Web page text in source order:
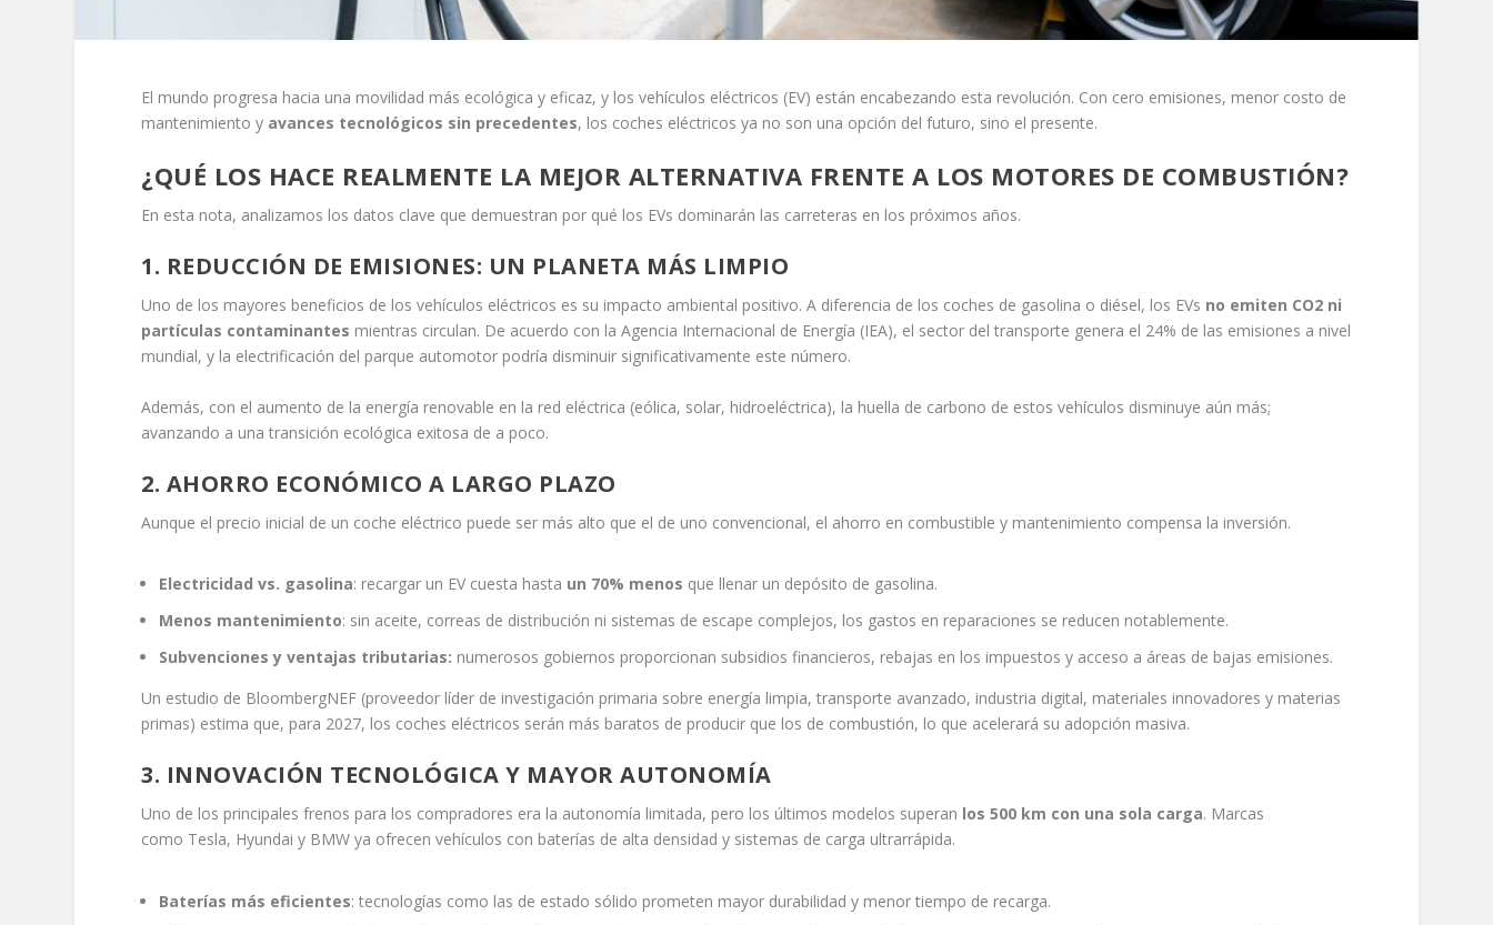
El mundo progresa hacia una movilidad más ecológica y eficaz, y los vehículos eléctricos (EV) están encabezando esta revolución. Con cero emisiones, menor costo de
mantenimiento y avances tecnológicos sin precedentes, los coches eléctricos ya no son una opción del futuro, sino el presente.
¿QUÉ LOS HACE REALMENTE LA MEJOR ALTERNATIVA FRENTE A LOS MOTORES DE COMBUSTIÓN?
En esta nota, analizamos los datos clave que demuestran por qué los EVs dominarán las carreteras en los próximos años.
1. REDUCCIÓN DE EMISIONES: UN PLANETA MÁS LIMPIO
Uno de los mayores beneficios de los vehículos eléctricos es su impacto ambiental positivo. A diferencia de los coches de gasolina o diésel, los EVs no emiten CO2 ni
partículas contaminantes mientras circulan. De acuerdo con la Agencia Internacional de Energía (IEA), el sector del transporte genera el 24% de las emisiones a nivel
mundial, y la electrificación del parque automotor podría disminuir significativamente este número.
Además, con el aumento de la energía renovable en la red eléctrica (eólica, solar, hidroeléctrica), la huella de carbono de estos vehículos disminuye aún más;
avanzando a una transición ecológica exitosa de a poco.
2. AHORRO ECONÓMICO A LARGO PLAZO
Aunque el precio inicial de un coche eléctrico puede ser más alto que el de uno convencional, el ahorro en combustible y mantenimiento compensa la inversión.
Electricidad vs. gasolina: recargar un EV cuesta hasta un 70% menos que llenar un depósito de gasolina.
Menos mantenimiento: sin aceite, correas de distribución ni sistemas de escape complejos, los gastos en reparaciones se reducen notablemente.
Subvenciones y ventajas tributarias: numerosos gobiernos proporcionan subsidios financieros, rebajas en los impuestos y acceso a áreas de bajas emisiones.
Un estudio de BloombergNEF (proveedor líder de investigación primaria sobre energía limpia, transporte avanzado, industria digital, materiales innovadores y materias
primas) estima que, para 2027, los coches eléctricos serán más baratos de producir que los de combustión, lo que acelerará su adopción masiva.
3. INNOVACIÓN TECNOLÓGICA Y MAYOR AUTONOMÍA
Uno de los principales frenos para los compradores era la autonomía limitada, pero los últimos modelos superan los 500 km con una sola carga. Marcas
como Tesla, Hyundai y BMW ya ofrecen vehículos con baterías de alta densidad y sistemas de carga ultrarrápida.
Baterías más eficientes: tecnologías como las de estado sólido prometen mayor durabilidad y menor tiempo de recarga.